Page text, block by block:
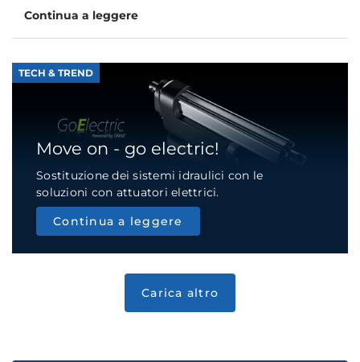
Continua a leggere
TECH & TREND
Move on - go electric!
Sostituzione dei sistemi idraulici con le
soluzioni con attuatori elettrici.
Continua a leggere